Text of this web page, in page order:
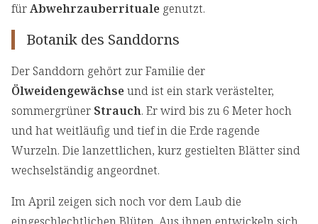
fürAbwehrzauberrituale genutzt.
Botanik des Sanddorns
Der Sanddorn gehört zur Familie der
Ölweidengewächseund ist ein stark verästelter,
sommergrüner Strauch. Er wird bis zu 6 Meter hoch
und hat weitläufig und tief in die Erde ragende
Wurzeln. Die lanzettlichen, kurz gestielten Blätter sind
wechselständig angeordnet.
Im April zeigen sich noch vor dem Laub die